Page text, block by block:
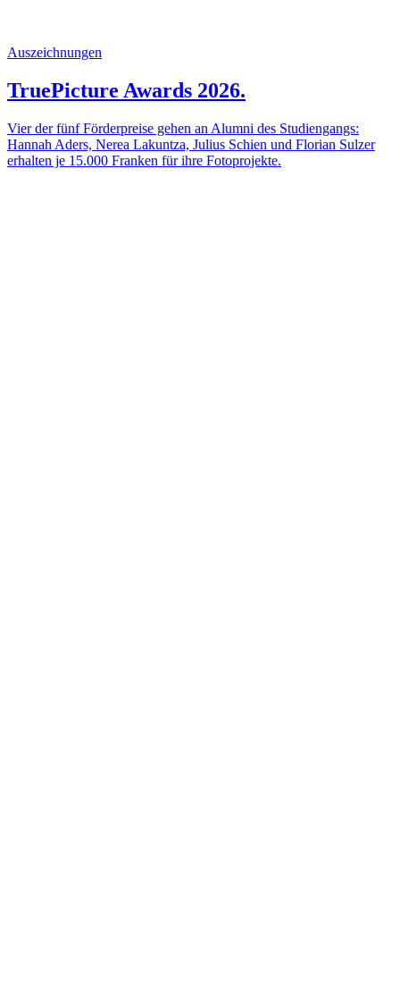
Auszeichnungen
TruePicture Awards 2026.
Vier der fünf Förderpreise gehen an Alumni des Studiengangs:
Hannah Aders, Nerea Lakuntza, Julius Schien und Florian Sulzer
erhalten je 15.000 Franken für ihre Fotoprojekte.